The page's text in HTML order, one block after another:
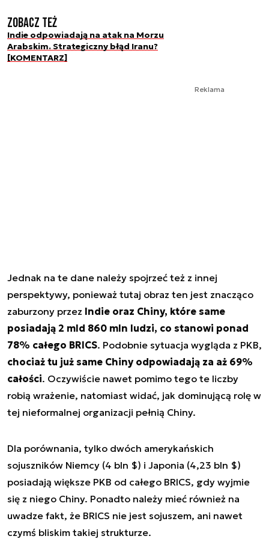
Zobacz też
Indie odpowiadają na atak na Morzu
Arabskim. Strategiczny błąd Iranu?
[KOMENTARZ]
Reklama
Jednak na te dane należy spojrzeć też z innej
perspektywy, ponieważ tutaj obraz ten jest znacząco
zaburzony przez Indie oraz Chiny, które same
posiadają 2 mld 860 mln ludzi, co stanowi ponad
78% całego BRICS. Podobnie sytuacja wygląda z PKB,
chociaż tu już same Chiny odpowiadają za aż 69%
całości. Oczywiście nawet pomimo tego te liczby
robią wrażenie, natomiast widać, jak dominującą rolę w
tej nieformalnej organizacji pełnią Chiny.
Dla porównania, tylko dwóch amerykańskich
sojuszników Niemcy (4 bln $) i Japonia (4,23 bln $)
posiadają większe PKB od całego BRICS, gdy wyjmie
się z niego Chiny. Ponadto należy mieć również na
uwadze fakt, że BRICS nie jest sojuszem, ani nawet
czymś bliskim takiej strukturze.